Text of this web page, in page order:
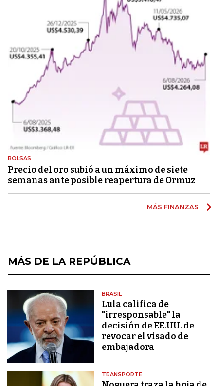
BOLSAS
Precio del oro subió a un máximo de siete
semanas ante posible reapertura de Ormuz
MÁS FINANZAS
MÁS DE LA REPÚBLICA
BRASIL
Lula califica de
"irresponsable" la
decisión de EE.UU. de
revocar el visado de
embajadora
TRANSPORTE